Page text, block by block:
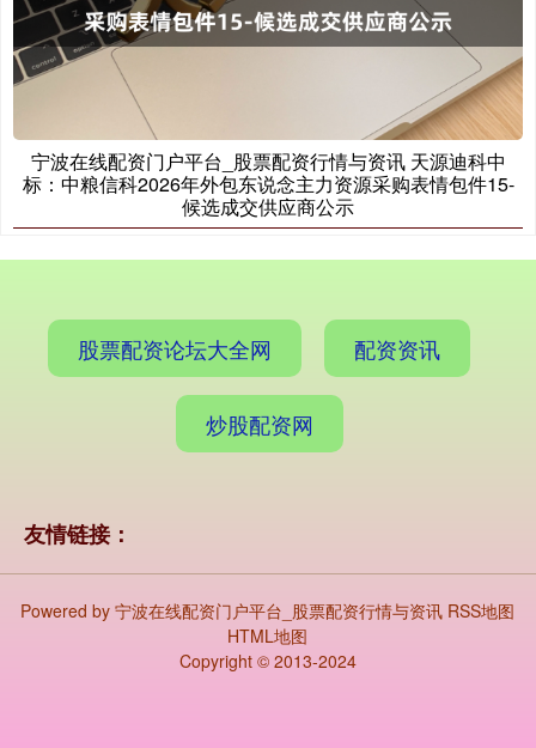
宁波在线配资门户平台_股票配资行情与资讯 天源迪科中
标：中粮信科2026年外包东说念主力资源采购表情包件15-
候选成交供应商公示
股票配资论坛大全网 配资资讯
炒股配资网
友情链接：
Powered by宁波在线配资门户平台_股票配资行情与资讯 RSS地图
HTML地图
Copyright © 2013-2024